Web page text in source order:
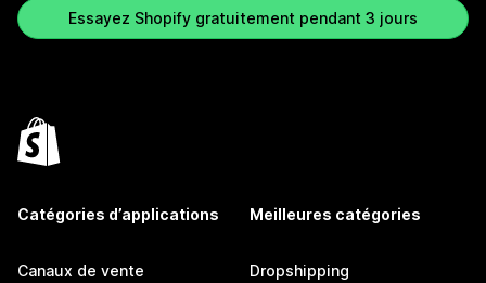
Essayez Shopify gratuitement pendant 3 jours
Catégories d’applications
Canaux de vente
Meilleures catégories
Dropshipping